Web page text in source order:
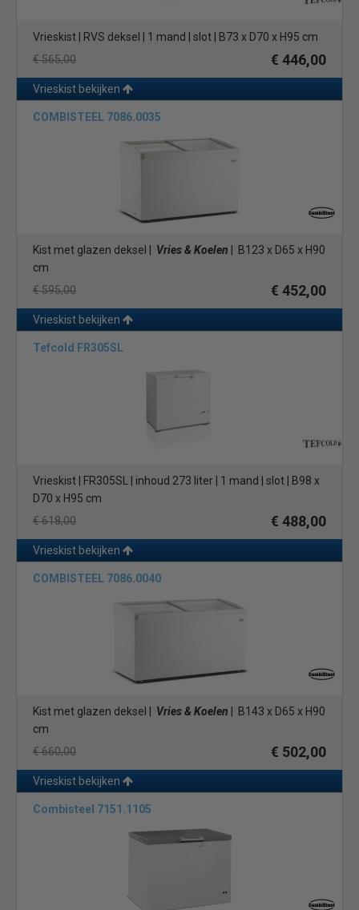
Vrieskist | RVS deksel | 1 mand | slot | B73 x D70 x H95 cm
€ 565,00
€ 446,00
Vrieskist bekijken
COMBISTEEL 7086.0035
Kist met glazen deksel | Vries & Koelen | B123 x D65 x H90
cm
€ 595,00
€ 452,00
Vrieskist bekijken
Tefcold FR305SL
Vrieskist | FR305SL | inhoud 273 liter | 1 mand | slot | B98 x
D70 x H95 cm
€ 618,00
€ 488,00
Vrieskist bekijken
COMBISTEEL 7086.0040
Kist met glazen deksel | Vries & Koelen | B143 x D65 x H90
cm
€ 660,00
€ 502,00
Vrieskist bekijken
Combisteel 7151.1105